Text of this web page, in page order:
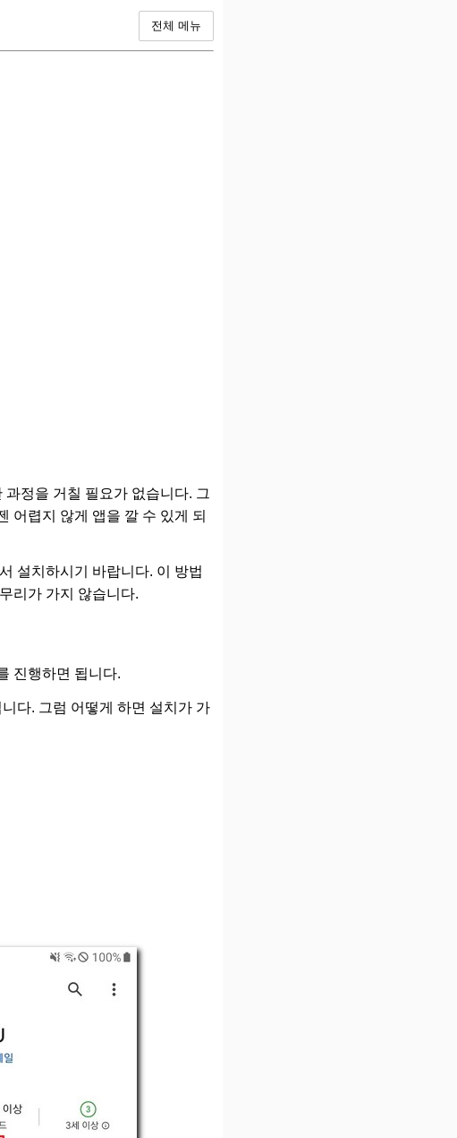
전체 메뉴
정을 거칠 필요가 없습니다. 그
어렵지 않게 앱을 깔 수 있게 되
설치하시기 바랍니다. 이 방법
리가 가지 않습니다.
진행하면 됩니다.
다. 그럼 어떻게 하면 설치가 가